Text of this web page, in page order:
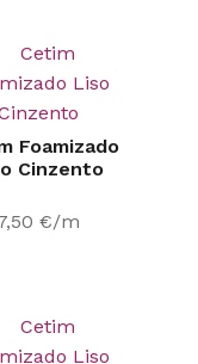
Foamizado
Cinzento
€/m